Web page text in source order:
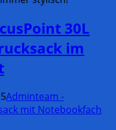
30L
im
Adminteam -
mit Notebookfach